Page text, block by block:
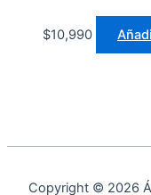
$10,990
Copyright © 2026